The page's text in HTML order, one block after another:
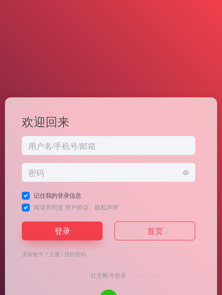
欢迎回来
记住我的登录信息
阅读并同意 用户协议 隐私声明
登录 首页
没有账号？注册/找回密码
社交帐号登录